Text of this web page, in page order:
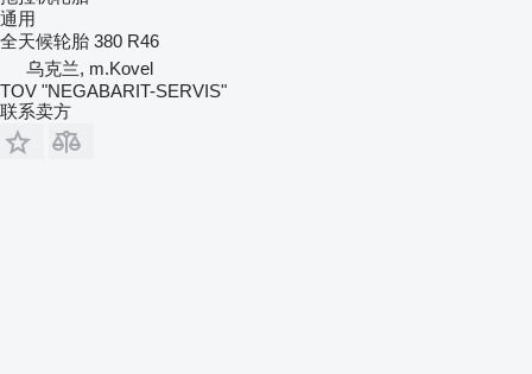
通用
全天候轮胎 380 R46
乌克兰, m.Kovel
TOV "NEGABARIT-SERVIS"
联系卖方